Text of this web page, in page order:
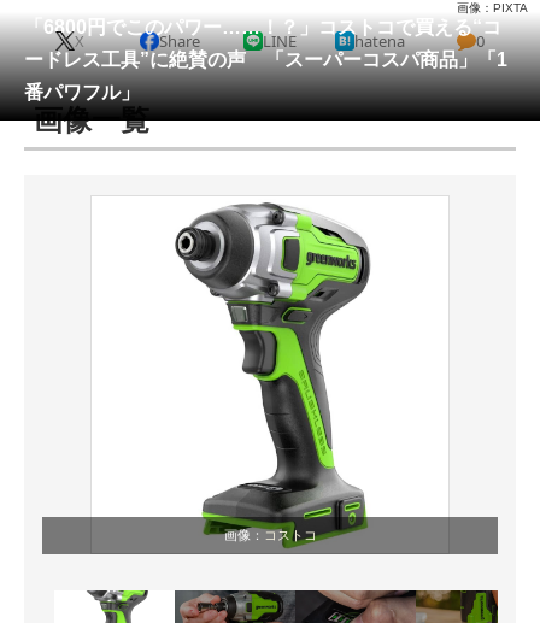
会員記事
メディア
注目記事を集めた総合ページ
スマホと通信の最新トレンド
進化するPCとデバイスの未来
好きが集まる 比べて選べる
経営リーダーのコミュニティ
マーケ×ITの今がよく分かる
「6800円でこのパワー……！？」コストコで買える“コ
ードレス工具”に絶賛の声 「スーパーコスパ商品」「1
番パワフル」
画像：PIXTA
X Share LINE hatena 0
画像一覧
画像： コストコ